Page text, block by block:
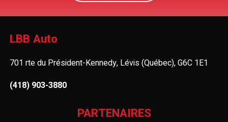
LBB Auto
701 rte du Président-Kennedy, Lévis (Québec), G6C 1E1
(418) 903-3880
PARTENAIRES